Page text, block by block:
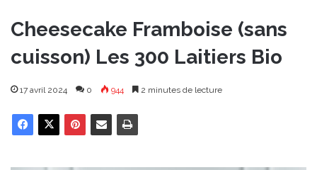
Cheesecake Framboise (sans
cuisson) Les 300 Laitiers Bio
17 avril 2024 0 944 2 minutes de lecture